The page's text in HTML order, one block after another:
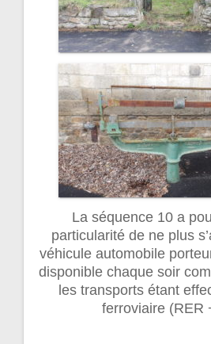
La séquence 10 a
particularité de ne plus
véhicule automobile
disponible chaque soir
les transports étant
ferroviaire (RER